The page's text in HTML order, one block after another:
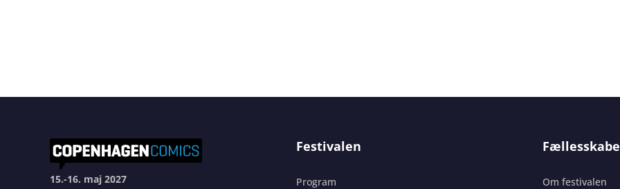
15.-16. maj 2027
Festivalen
Program Om festivalen